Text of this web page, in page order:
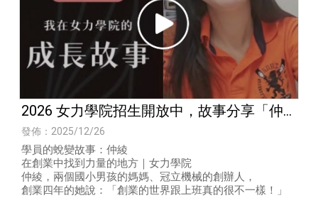
2026 女力學院招生開放中，故事分享「仲
綾，兩個國小男孩的媽媽、冠立機械的創辦
人」
發佈：2025/12/26
學員的蛻變故事：仲綾
在創業中找到力量的地方｜女力學院
仲綾，兩個國小男孩的媽媽、冠立機械的創辦人，
創業四年的她說：「創業的世界跟上班真的很不一樣！」